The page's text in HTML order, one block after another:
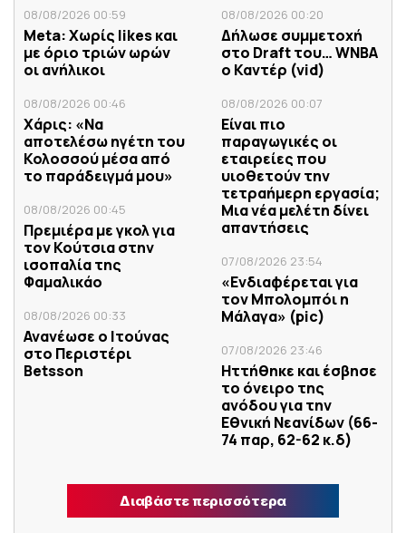
08/08/2026 00:59
Meta: Χωρίς likes και
με όριο τριών ωρών
οι ανήλικοι
08/08/2026 00:46
Χάρις: «Να
αποτελέσω ηγέτη του
Κολοσσού μέσα από
το παράδειγμά μου»
08/08/2026 00:45
Πρεμιέρα με γκολ για
τον Κούτσια στην
ισοπαλία της
Φαμαλικάο
08/08/2026 00:33
Ανανέωσε ο Ιτούνας
στο Περιστέρι
Betsson
08/08/2026 00:20
Δήλωσε συμμετοχή
στο Draft του… WNBA
ο Καντέρ (vid)
08/08/2026 00:07
Είναι πιο
παραγωγικές οι
εταιρείες που
υιοθετούν την
τετραήμερη εργασία;
Μια νέα μελέτη δίνει
απαντήσεις
07/08/2026 23:54
«Ενδιαφέρεται για
τον Μπολομπόι η
Μάλαγα» (pic)
07/08/2026 23:46
Ηττήθηκε και έσβησε
το όνειρο της
ανόδου για την
Εθνική Νεανίδων (66-
74 παρ, 62-62 κ.δ)
Διαβάστε περισσότερα